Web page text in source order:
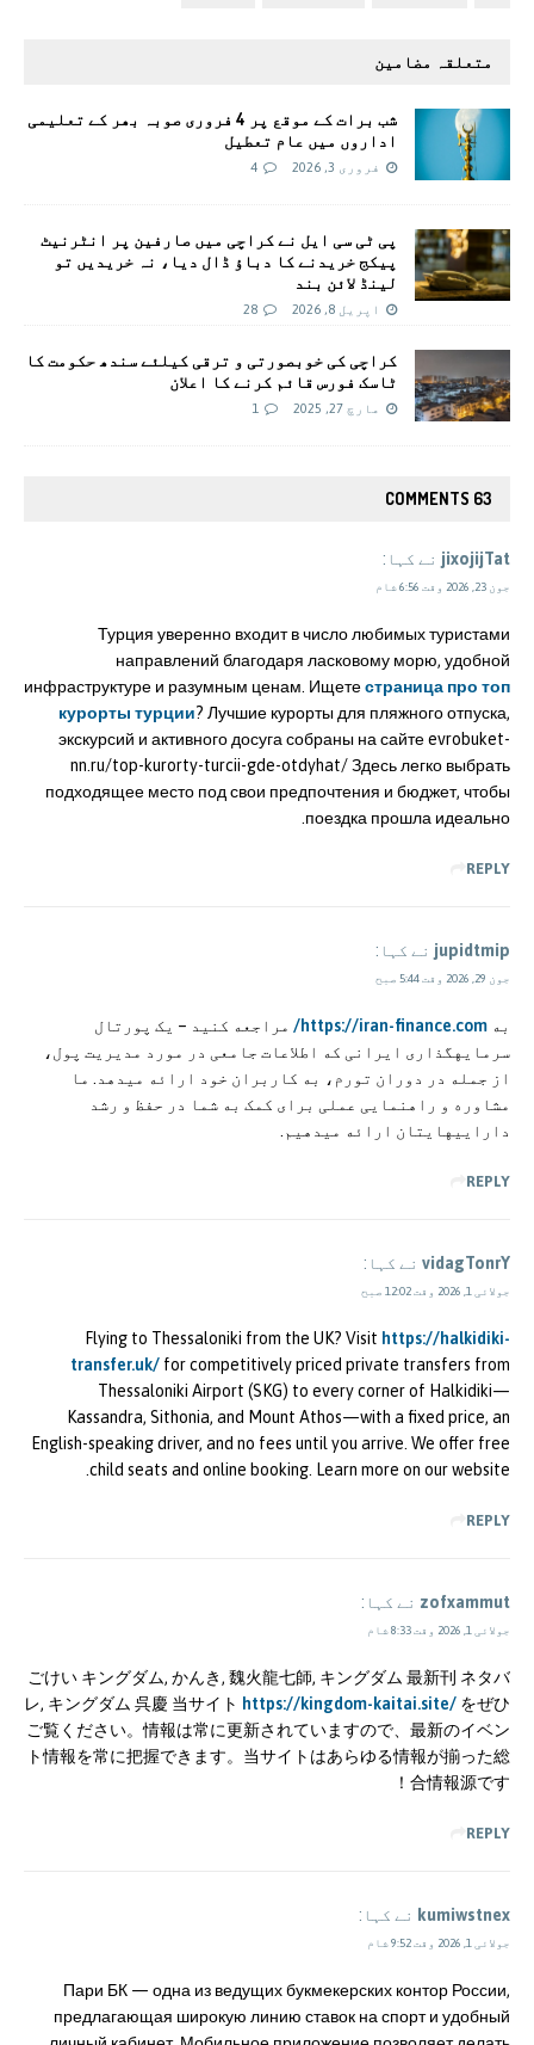
متعلقہ مضامین
شب برات کے موقع پر 4 فروری صوبہ بھر کے تعلیمی
اداروں میں عام تعطیل
فروری 3, 2026 4
پی ٹی سی ایل نے کراچی میں صارفین پر انٹرنیٹ
پیکج خریدنے کا دباؤ ڈال دیا، نہ خریدیں تو
لینڈ لائن بند
اپریل 8, 2026 28
کراچی کی خوبصورتی و ترقی کیلئے سندھ حکومت کا
ٹاسک فورس قائم کرنے کا اعلان
مارچ 27, 2025 1
63 COMMENTS
jixojijTat نے کہا:
جون 23, 2026 وقت 6:56 شام
Турция уверенно входит в число любимых туристами
направлений благодаря ласковому морю, удобной
инфраструктуре и разумным ценам. Ищетестраница про топ
курорты турции? Лучшие курорты для пляжного отпуска,
экскурсий и активного досуга собраны на сайте evrobuket-
nn.ru/top-kurorty-turcii-gde-otdyhat/ Здесь легко выбрать
подходящее место под свои предпочтения и бюджет, чтобы
поездка прошла идеально.
REPLY
jupidtmip نے کہا:
جون 29, 2026 وقت 5:44 صبح
به https://iran-finance.com/
مراجعه کنید – یک پورتال
سرمایهگذاری ایرانی که اطلاعات جامعی در مورد مدیریت پول،
از جمله در دوران تورم، به کاربران خود ارائه میدهد. ما
مشاوره و راهنمایی عملی برای کمک به شما در حفظ و رشد
داراییهایتان ارائه میدهیم.
REPLY
vidagTonrY نے کہا:
جولائی 1, 2026 وقت 12:02 صبح
Flying to Thessaloniki from the UK? Visit https://halkidiki-
transfer.uk/ for competitively priced private transfers from
Thessaloniki Airport (SKG) to every corner of Halkidiki—
Kassandra, Sithonia, and Mount Athos—with a fixed price, an
English-speaking driver, and no fees until you arrive. We offer free
child seats and online booking. Learn more on our website.
REPLY
zofxammut نے کہا:
جولائی 1, 2026 وقت 8:33 شام
ごけい キングダム, かんき, 魏火龍七師, キングダム 最新刊 ネタバ
レ, キングダム 呉慶 当サイト https://kingdom-kaitai.site/ をぜひ
ご覧ください。情報は常に更新されていますので、最新のイベン
ト情報を常に把握できます。当サイトはあらゆる情報が揃った総
合情報源です！
REPLY
kumiwstnex نے کہا:
جولائی 1, 2026 وقت 9:52 شام
Пари БК — одна из ведущих букмекерских контор России,
предлагающая широкую линию ставок на спорт и удобный